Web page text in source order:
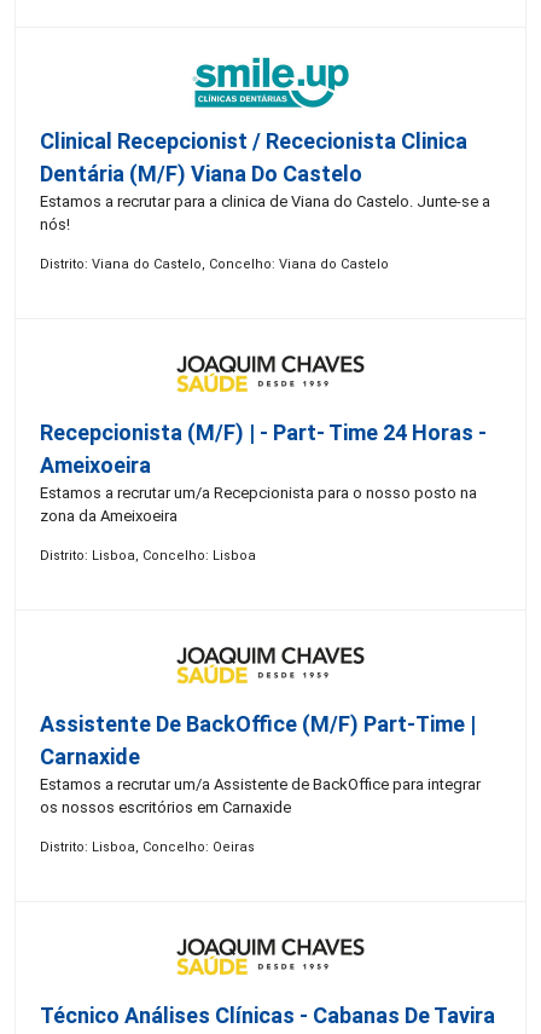
Clinical Recepcionist / Rececionista Clinica
Dentária (M/F) Viana Do Castelo
Estamos a recrutar para a clinica de Viana do Castelo. Junte-se a
nós!
Distrito: Viana do Castelo, Concelho: Viana do Castelo
Recepcionista (M/F) | - Part- Time 24 Horas -
Ameixoeira
Estamos a recrutar um/a Recepcionista para o nosso posto na
zona da Ameixoeira
Distrito: Lisboa, Concelho: Lisboa
Assistente De BackOffice (M/F) Part-Time |
Carnaxide
Estamos a recrutar um/a Assistente de BackOffice para integrar
os nossos escritórios em Carnaxide
Distrito: Lisboa, Concelho: Oeiras
Técnico Análises Clínicas - Cabanas De Tavira